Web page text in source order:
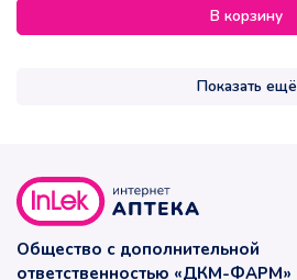
В корзину
Показать ещё
Общество с дополнительной
ответственностью «ДКМ-ФАРМ»